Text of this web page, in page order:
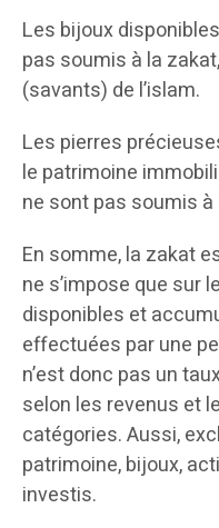
Les bijoux
pas soumis à la
(savants) de l’islam.
Les pierres
le patrimoine
ne sont pas soumis à
En somme, la zakat
ne s’impose que sur
disponibles et
effectuées par une
n’est donc pas un
selon les revenus et
catégories. Aussi,
patrimoine, bijoux,
investis.